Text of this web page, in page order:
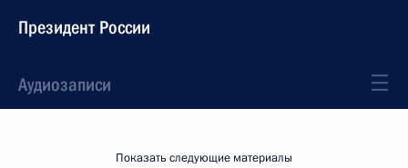
Президент России
Аудиозаписи
Показать следующие материалы